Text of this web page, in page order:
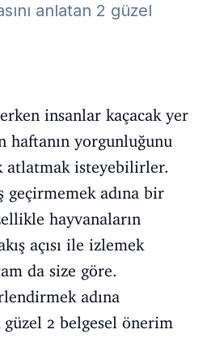
anlatan 2 güzel
insanlar kaçacak yer
haftanın yorgunluğunu
atlatmak isteyebilirler.
geçirmemek adına bir
hayvanaların
açısı ile izlemek
da size göre.
adına
2 belgesel önerim